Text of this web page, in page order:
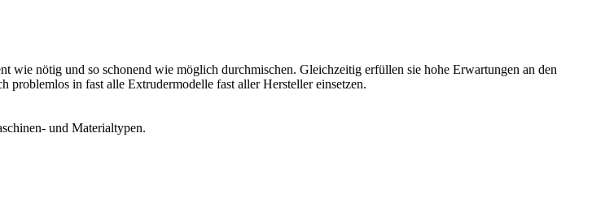
wie nötig und so schonend wie möglich durchmischen. Gleichzeitig erfüllen sie hohe Erwartungen an den
problemlos in fast alle Extrudermodelle fast aller Hersteller einsetzen.
und Materialtypen.